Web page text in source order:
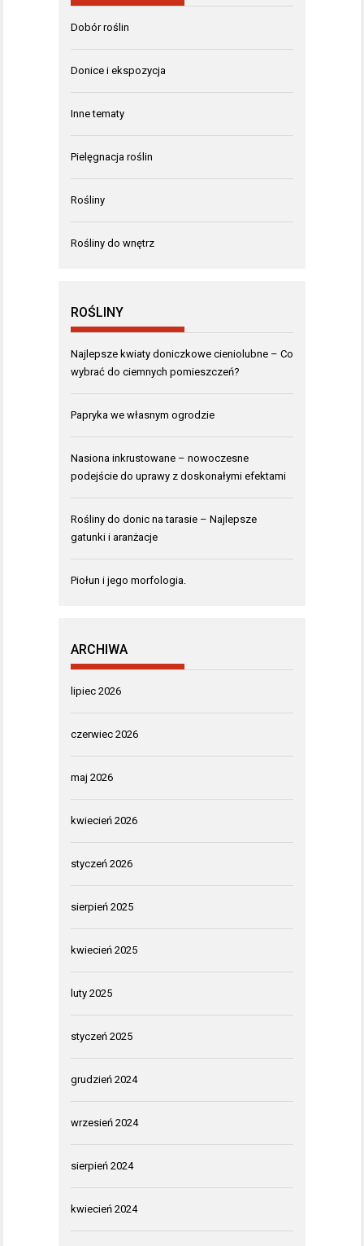
Dobór roślin
Donice i ekspozycja
Inne tematy
Pielęgnacja roślin
Rośliny
Rośliny do wnętrz
ROŚLINY
Najlepsze kwiaty doniczkowe cieniolubne – Co
wybrać do ciemnych pomieszczeń?
Papryka we własnym ogrodzie
Nasiona inkrustowane – nowoczesne
podejście do uprawy z doskonałymi efektami
Rośliny do donic na tarasie – Najlepsze
gatunki i aranżacje
Piołun i jego morfologia.
ARCHIWA
lipiec 2026
czerwiec 2026
maj 2026
kwiecień 2026
styczeń 2026
sierpień 2025
kwiecień 2025
luty 2025
styczeń 2025
grudzień 2024
wrzesień 2024
sierpień 2024
kwiecień 2024